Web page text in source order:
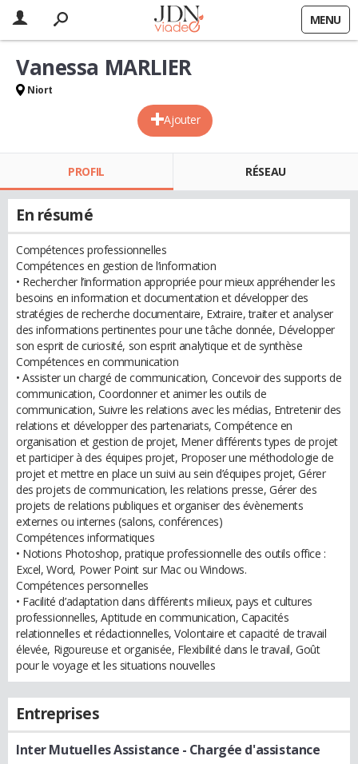
MENU
Ajouter
Vanessa MARLIER
Niort
PROFIL RÉSEAU
En résumé
Compétences professionnelles
Compétences en gestion de l’information
• Rechercher l’information appropriée pour mieux appréhender les
besoins en information et documentation et développer des
stratégies de recherche documentaire, Extraire, traiter et analyser
des informations pertinentes pour une tâche donnée, Développer
son esprit de curiosité, son esprit analytique et de synthèse
Compétences en communication
• Assister un chargé de communication, Concevoir des supports de
communication, Coordonner et animer les outils de
communication, Suivre les relations avec les médias, Entretenir des
relations et développer des partenariats, Compétence en
organisation et gestion de projet, Mener différents types de projet
et participer à des équipes projet, Proposer une méthodologie de
projet et mettre en place un suivi au sein d’équipes projet, Gérer
des projets de communication, les relations presse, Gérer des
projets de relations publiques et organiser des évènements
externes ou internes (salons, conférences)
Compétences informatiques
• Notions Photoshop, pratique professionnelle des outils office :
Excel, Word, Power Point sur Mac ou Windows.
Compétences personnelles
• Facilité d’adaptation dans différents milieux, pays et cultures
professionnelles, Aptitude en communication, Capacités
relationnelles et rédactionnelles, Volontaire et capacité de travail
élevée, Rigoureuse et organisée, Flexibilité dans le travail, Goût
pour le voyage et les situations nouvelles
Entreprises
Inter Mutuelles Assistance - Chargée d'assistance